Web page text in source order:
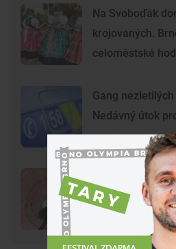
Na Svoboďák
krojovaných.
celoměstské
Gang
Nedávný útok
Mladí
na Kraví hoře.
náhradu